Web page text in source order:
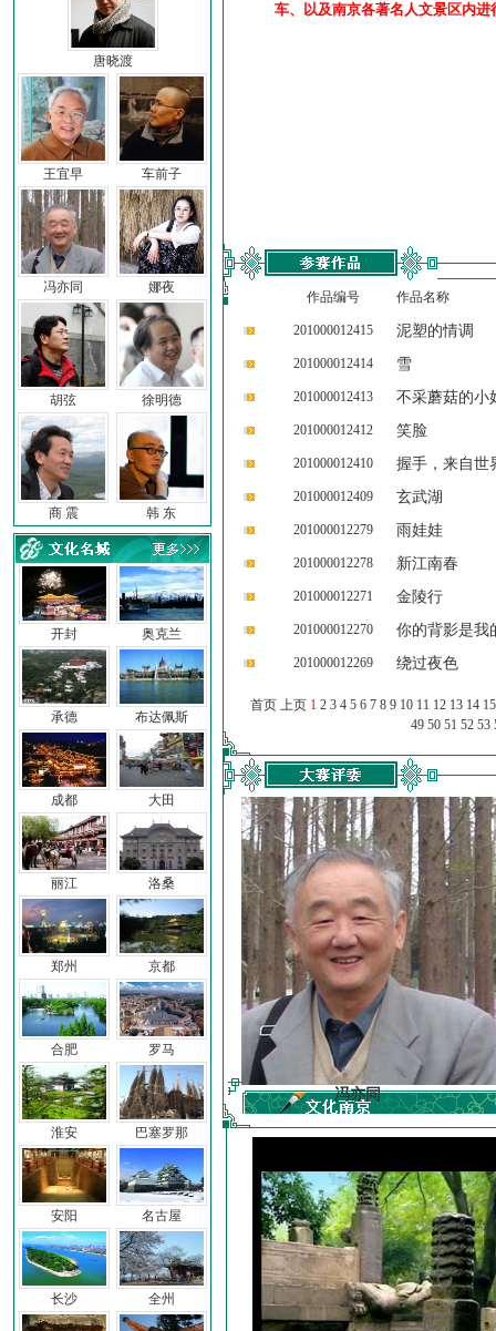
唐晓渡
王宜早 车前子
冯亦同 娜夜
胡弦 徐明德
商 震 韩 东
开封
承德
成都
丽江
郑州
合肥
淮安
安阳
长沙
奥克兰
布达佩斯
大田
洛桑
京都
罗马
巴塞罗那
名古屋
全州
车、以及南京各著名人文景区内进
作品编号 作品名称
201000012415 泥塑的情调
201000012414 雪
201000012413 不采蘑菇的小
201000012412 笑脸
201000012410 握手，来自世
201000012409 玄武湖
201000012279 雨娃娃
201000012278 新江南春
201000012271 金陵行
201000012270 你的背影是我
201000012269 绕过夜色
首页 上页 1 2 3 4 5 6 7 8 9 10 11 12 13 14 15
49 50 51 52 53
前子 冯亦同